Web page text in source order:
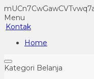
Menu
Kontak
Home
Kategori Belanja